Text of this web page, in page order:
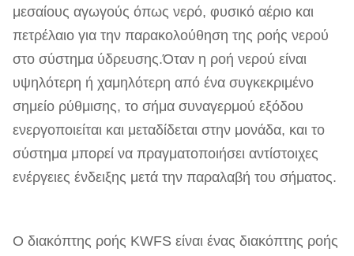
μεσαίους αγωγούς όπως νερό, φυσικό αέριο και
πετρέλαιο για την παρακολούθηση της ροής νερού
στο σύστημα ύδρευσης.Όταν η ροή νερού είναι
υψηλότερη ή χαμηλότερη από ένα συγκεκριμένο
σημείο ρύθμισης, το σήμα συναγερμού εξόδου
ενεργοποιείται και μεταδίδεται στην μονάδα, και το
σύστημα μπορεί να πραγματοποιήσει αντίστοιχες
ενέργειες ένδειξης μετά την παραλαβή του σήματος.
Ο διακόπτης ροής KWFS είναι ένας διακόπτης ροής